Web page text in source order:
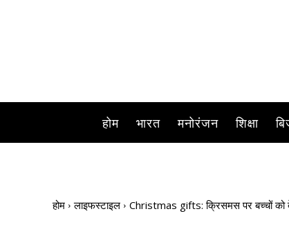
होम भारत मनोरंजन शिक्षा
होम लाइफस्टाइल Christmas gifts: क्रिसमस पर बच्चों को